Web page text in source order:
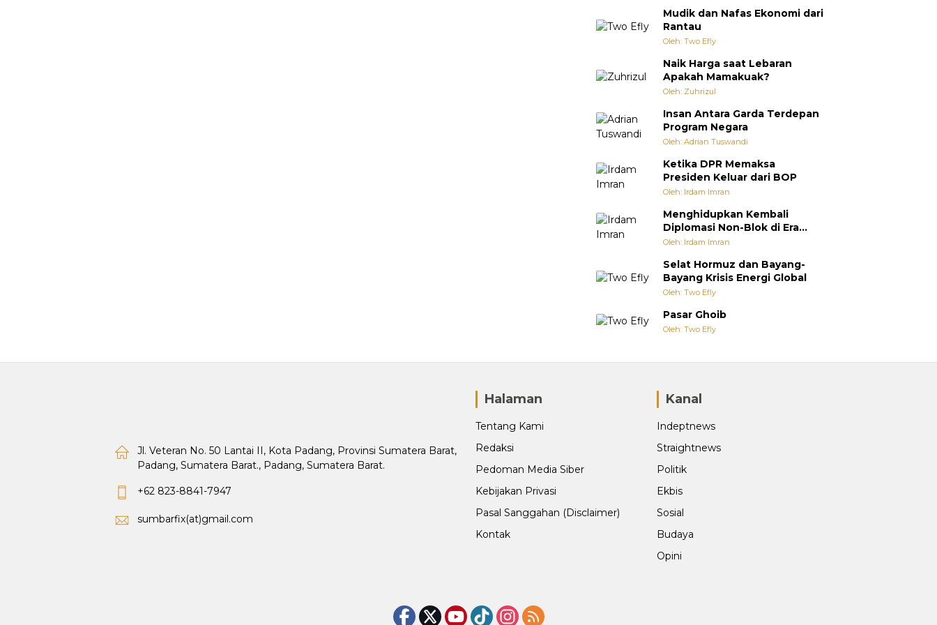
Mudik dan Nafas Ekonomi dari
Rantau
Oleh: Two Efly
Naik Harga saat Lebaran
Apakah Mamakuak?
Oleh: Zuhrizul
Insan Antara Garda Terdepan
Program Negara
Oleh: Adrian Tuswandi
Ketika DPR Memaksa
Presiden Keluar dari BOP
Oleh: Irdam Imran
Menghidupkan Kembali
Diplomasi Non-Blok di Era
Multipolar
Oleh: Irdam Imran
Selat Hormuz dan Bayang-
Bayang Krisis Energi Global
Oleh: Two Efly
Pasar Ghoib
Oleh: Two Efly
Jl. Veteran No. 50 Lantai II, Kota Padang, Provinsi Sumatera Barat,
Padang, Sumatera Barat., Padang, Sumatera Barat.
+62 823-8841-7947
sumbarfix(at)gmail.com
Halaman
Tentang Kami
Redaksi
Pedoman Media Siber
Kebijakan Privasi
Pasal Sanggahan (Disclaimer)
Kontak
Kanal
Indeptnews
Straightnews
Politik
Ekbis
Sosial
Budaya
Opini